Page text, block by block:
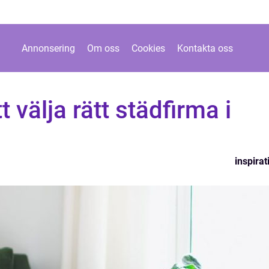
Annonsering Om oss Cookies Kontakta oss
välja rätt städfirma i